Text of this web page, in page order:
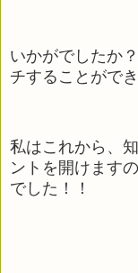
いかがでしたか
チすることがで
私はこれから、
ントを開けます
でした！！